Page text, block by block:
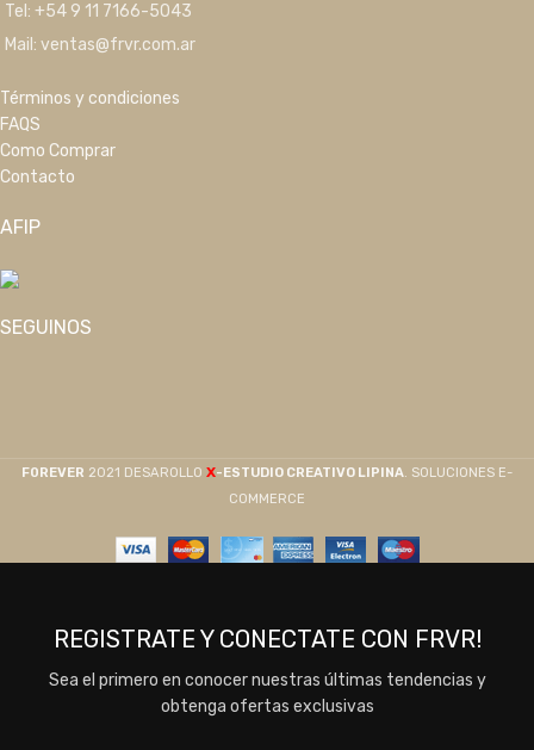
Tel: +54 9 11 7166-5043
Mail: ventas@frvr.com.ar
Términos y condiciones
FAQS
Como Comprar
Contacto
AFIP
SEGUINOS
F0REVER 2021 DESAROLLO X-ESTUDIO CREATIVO LIPINA. SOLUCIONES E-
COMMERCE
REGISTRATE Y CONECTATE CON FRVR!
Sea el primero en conocer nuestras últimas tendencias y
obtenga ofertas exclusivas